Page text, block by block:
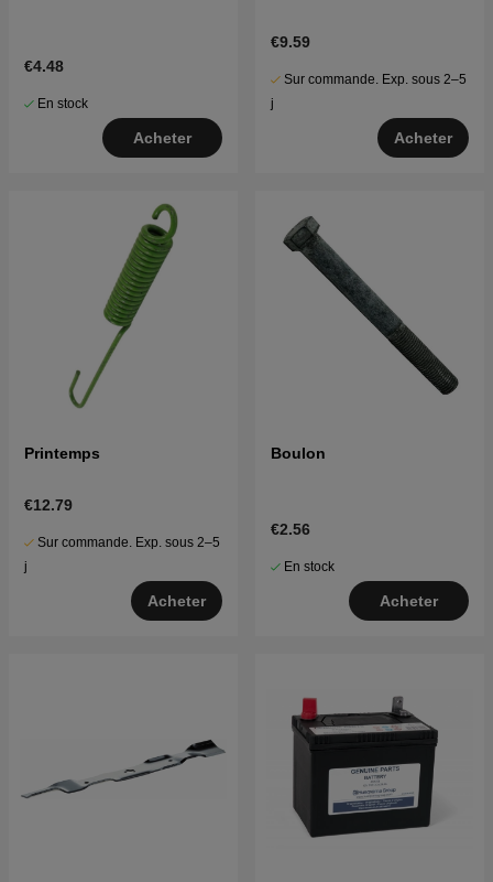
€4.48
En stock
Acheter
€9.59
Sur commande. Exp. sous 2–5
j
Acheter
Printemps
€12.79
Sur commande. Exp. sous 2–5
j
Acheter
Boulon
€2.56
En stock
Acheter